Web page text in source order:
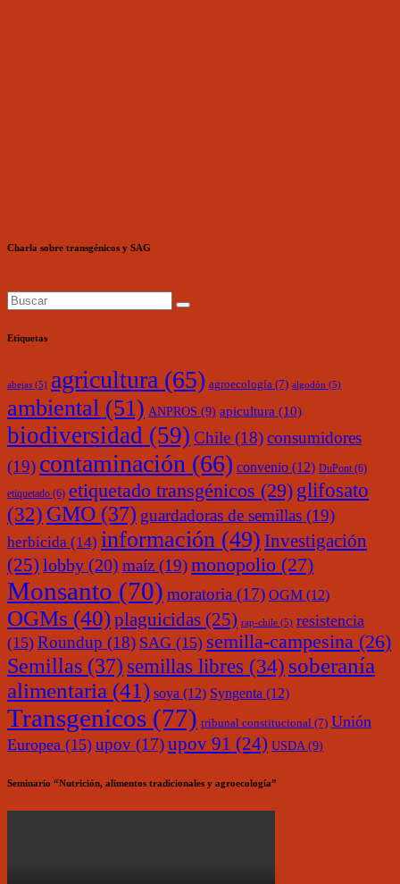
Charla sobre transgénicos y SAG
Etiquetas
abejas (5) agricultura (65) agroecología (7) algodón (5)
ambiental (51) ANPROS (9) apicultura (10)
biodiversidad (59) Chile (18)consumidores
(19) contaminación (66) convenio (12) DuPont (6)
etiquetado (6) etiquetado transgénicos (29) glifosato
(32) GMO (37) guardadoras de semillas (19)
herbicida (14) información (49) Investigación
(25) lobby (20) maíz (19)monopolio (27)
Monsanto (70) moratoria (17) OGM (12)
OGMs (40)plaguicidas (25) rap-chile (5) resistencia
(15) Roundup (18) SAG (15) semilla-campesina (26)
Semillas (37) semillas libres (34) soberanía
alimentaria (41) soya (12) Syngenta (12)
Transgenicos (77) tribunal constitucional (7) Unión
Europea (15) upov (17)upov 91 (24) USDA (9)
Seminario “Nutrición, alimentos tradicionales y agroecología”